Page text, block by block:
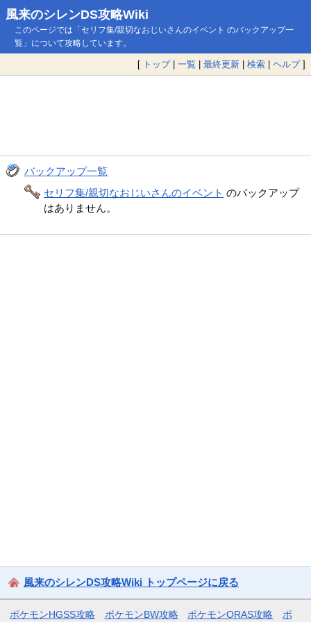
風来のシレンDS攻略Wiki
このページでは「セリフ集/親切なおじいさんのイベント のバックアップ一
覧」について攻略しています。
[ トップ| 一覧 | 最終更新 | 検索 | ヘルプ]
バックアップ一覧
セリフ集/親切なおじいさんのイベント のバックアップ
はありません。
風来のシレンDS攻略Wiki トップページに戻る
ポケモンHGSS攻略 ポケモンBW攻略 ポケモンORAS攻略 ポ